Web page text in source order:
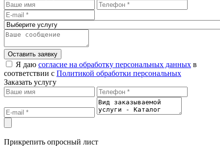
Оставить заявку
Я даю согласие на обработку персональных данных в
соответствии с Политикой обработки персональных
Заказать услугу
Прикрепить опросный лист